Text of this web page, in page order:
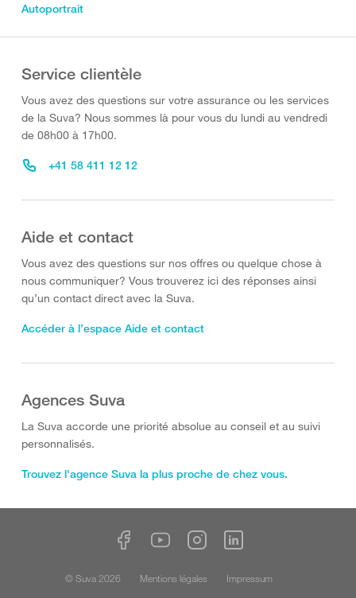
Autoportrait
Service clientèle
Vous avez des questions sur votre assurance ou les services
de la Suva? Nous sommes là pour vous du lundi au vendredi
de 08h00 à 17h00.
+41 58 411 12 12
Aide et contact
Vous avez des questions sur nos offres ou quelque chose à
nous communiquer? Vous trouverez ici des réponses ainsi
qu’un contact direct avec la Suva.
Accéder à l’espace Aide et contact
Agences Suva
La Suva accorde une priorité absolue au conseil et au suivi
personnalisés.
Trouvez l'agence Suva la plus proche de chez vous.
© Suva 2026 Mentions légales
Impressum